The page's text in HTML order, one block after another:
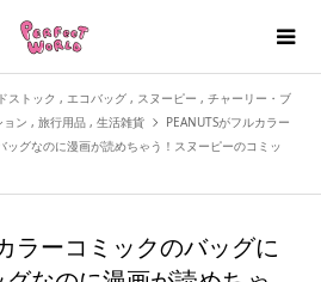
ストック , エコバッグ , スヌーピー , チャーリー・ブ
ョン , 旅行用品 , 生活雑貨
PEANUTSがフルカラー
ッグなのに漫画が読めちゃう！スヌーピーのコミッ
ラーコミックのバッグに